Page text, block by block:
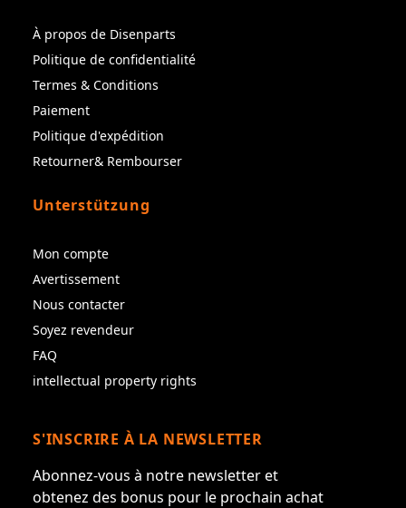
À propos de Disenparts
Politique de confidentialité
Termes & Conditions
Paiement
Politique d'expédition
Retourner& Rembourser
Unterstützung
Mon compte
Avertissement
Nous contacter
Soyez revendeur
FAQ
intellectual property rights
S'INSCRIRE À LA NEWSLETTER
Abonnez-vous à notre newsletter et
obtenez des bonus pour le prochain achat